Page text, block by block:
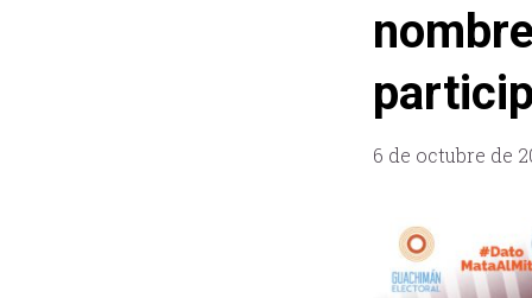
6 de octubre de